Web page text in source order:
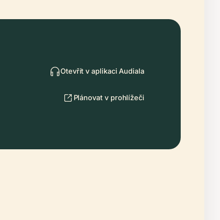
Otevřít v aplikaci Audiala
Plánovat v prohlížeči